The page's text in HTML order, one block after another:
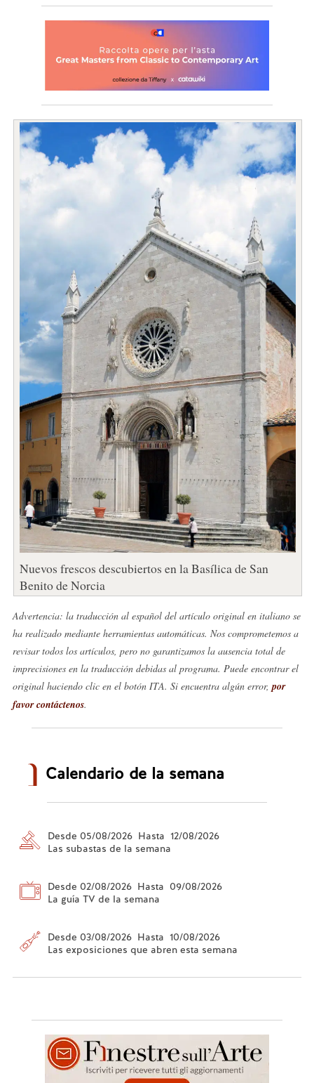
Nuevos frescos descubiertos en la Basílica de San
Benito de Norcia
Advertencia: la traducción al español del artículo original en italiano se
ha realizado mediante herramientas automáticas. Nos comprometemos a
revisar todos los artículos, pero no garantizamos la ausencia total de
imprecisiones en la traducción debidas al programa. Puede encontrar el
original haciendo clic en el botón ITA. Si encuentra algún error, por
favor contáctenos.
Calendario de la semana
Desde 05/08/2026 Hasta 12/08/2026
Las subastas de la semana
Desde 02/08/2026 Hasta 09/08/2026
La guía TV de la semana
Desde 03/08/2026 Hasta 10/08/2026
Las exposiciones que abren esta semana